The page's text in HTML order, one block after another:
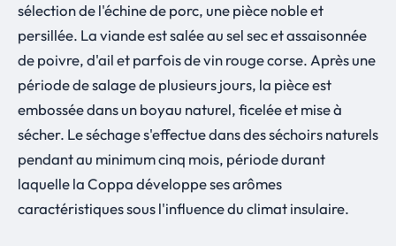
sélection de l'échine de porc, une pièce noble et
persillée. La viande est salée au sel sec et assaisonnée
de poivre, d'ail et parfois de vin rouge corse. Après une
période de salage de plusieurs jours, la pièce est
embossée dans un boyau naturel, ficelée et mise à
sécher. Le séchage s'effectue dans des séchoirs naturels
pendant au minimum cinq mois, période durant
laquelle la Coppa développe ses arômes
caractéristiques sous l'influence du climat insulaire.